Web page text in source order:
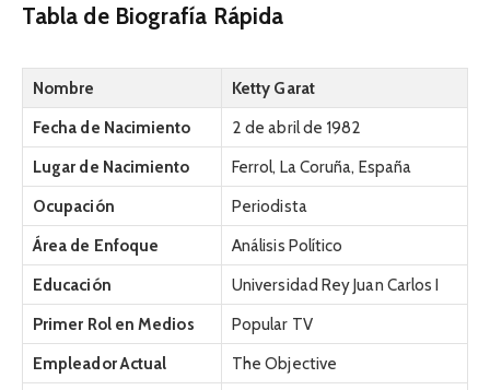
Tabla de Biografía Rápida
Nombre
Ketty Garat
Fecha de Nacimiento
2 de abril de 1982
Lugar de Nacimiento
Ferrol, La Coruña, España
Ocupación
Periodista
Área de Enfoque
Análisis Político
Educación
Universidad Rey Juan Carlos I
Primer Rol en Medios
Popular TV
Empleador Actual
The Objective